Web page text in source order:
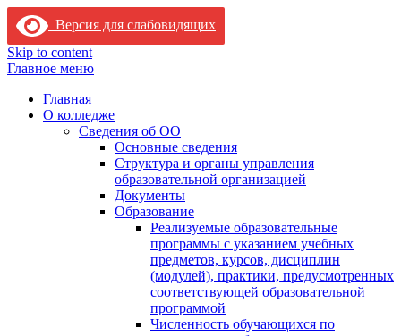
Версия для слабовидящих
Skip to content
Главное меню
Главная
О колледже
Сведения об ОО
Основные сведения
Структура и органы управления
образовательной организацией
Документы
Образование
Реализуемые образовательные
программы с указанием учебных
предметов, курсов, дисциплин
(модулей), практики, предусмотренных
соответствующей образовательной
программой
Численность обучающихся по